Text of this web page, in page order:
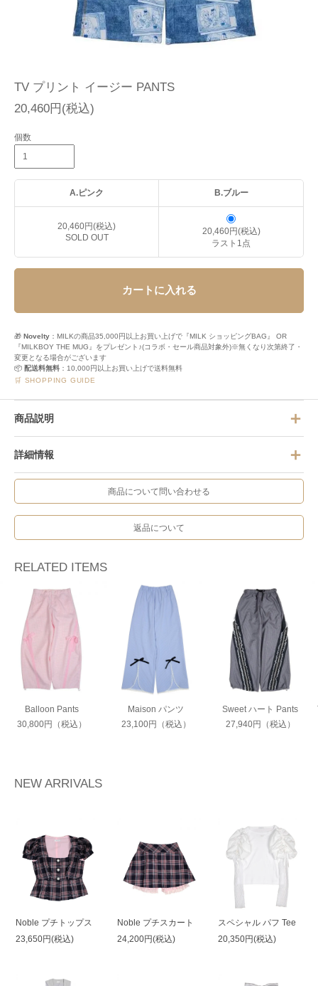
TV プリント イージー PANTS
20,460円(税込)
個数
A.ピンク B.ブルー
20,460円(税込)
SOLD OUT
20,460円(税込)
ラスト1点
カートに入れる
🎁 Novelty ：MILKの商品35,000円以上お買い上げで『MILK ショッピングBAG』 OR
『MILKBOY THE MUG』をプレゼント♪(コラボ・セール商品対象外)※無くなり次第終了・
変更となる場合がございます
📦 配送料無料 ：10,000円以上お買い上げで送料無料
🛒 SHOPPING GUIDE
商品説明
詳細情報
商品について問い合わせる
返品について
RELATED ITEMS
Balloon Pants
30,800円（税込）
Maison パンツ
23,100円（税込）
Sweet ハート Pants
27,940円（税込）
NEW ARRIVALS
Noble プチトップス
23,650円(税込)
Noble プチスカート
24,200円(税込)
スペシャル パフ Tee
20,350円(税込)